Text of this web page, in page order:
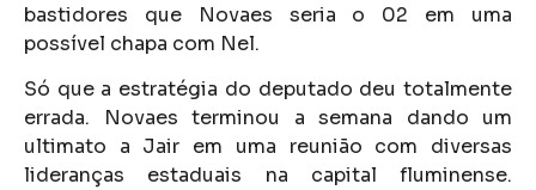
bastidores que Novaes seria o 02 em uma
possível chapa com Nel.
Só que a estratégia do deputado deu totalmente
errada. Novaes terminou a semana dando um
ultimato a Jair em uma reunião com diversas
lideranças estaduais na capital fluminense.